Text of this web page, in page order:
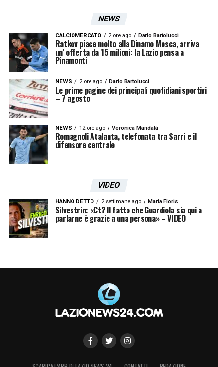
Rassegna stampa Lazio: prime pagine quotidiani sportivi -
20 febbraio 2026 25
NEWS
CALCIOMERCATO 2 ore ago Dario Bartolucci
Ratkov piace molto alla Dinamo Mosca, arriva
un’ offerta da 15 milioni: la Lazio pensa a
Pinamonti
NEWS 2 ore ago Dario Bartolucci
Le prime pagine dei principali quotidiani sportivi
– 7 agosto
NEWS 12 ore ago Veronica Mandalà
Romagnoli Atalanta, telefonata tra Sarri e il
difensore centrale
VIDEO
HANNO DETTO 2 settimane ago Maria Floris
Silvestrin: «Ct? Il fatto che Guardiola sia qui a
parlarne è grazie a una persona» – VIDEO